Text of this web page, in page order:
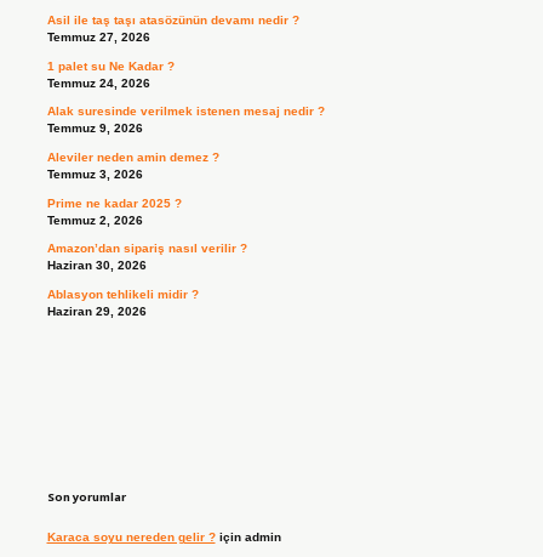
Asil ile taş taşı atasözünün devamı nedir ?
Temmuz 27, 2026
1 palet su Ne Kadar ?
Temmuz 24, 2026
Alak suresinde verilmek istenen mesaj nedir ?
Temmuz 9, 2026
Aleviler neden amin demez ?
Temmuz 3, 2026
Prime ne kadar 2025 ?
Temmuz 2, 2026
Amazon’dan sipariş nasıl verilir ?
Haziran 30, 2026
Ablasyon tehlikeli midir ?
Haziran 29, 2026
Son yorumlar
Karaca soyu nereden gelir ?için admin